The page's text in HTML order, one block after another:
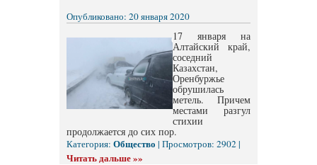
Опубликовано: 20 января 2020
17 января на
Алтайский край,
соседний
Казахстан,
Оренбуржье
обрушилась
метель. Причем
местами разгул
стихии
продолжается до сих пор.
Категория: Общество | Просмотров: 2902 |
Читать дальше »»